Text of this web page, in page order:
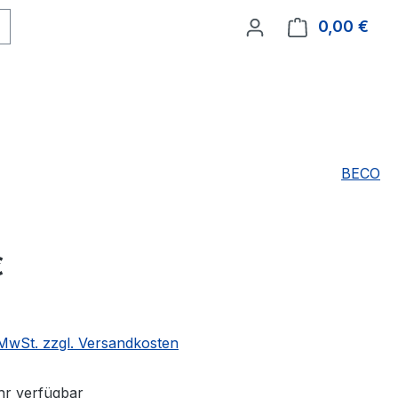
0,00 €
BECO
zzgl. Versandkosten
verfügbar